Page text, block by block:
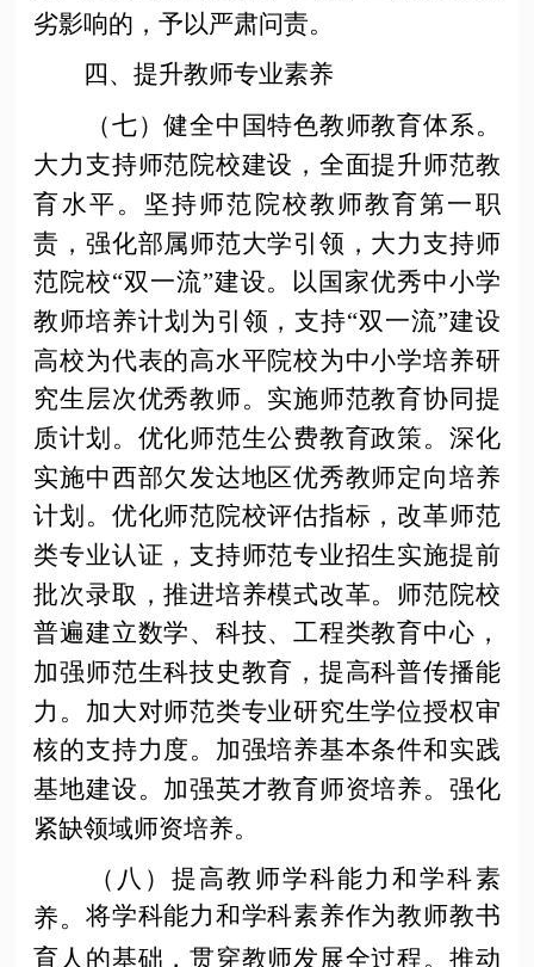
劣影响的，予以严肃问责。
四、提升教师专业素养
（七）健全中国特色教师教育体系。
大力支持师范院校建设，全面提升师范教
育水平。坚持师范院校教师教育第一职
责，强化部属师范大学引领，大力支持师
范院校“双一流”建设。以国家优秀中小学
教师培养计划为引领，支持“双一流”建设
高校为代表的高水平院校为中小学培养研
究生层次优秀教师。实施师范教育协同提
质计划。优化师范生公费教育政策。深化
实施中西部欠发达地区优秀教师定向培养
计划。优化师范院校评估指标，改革师范
类专业认证，支持师范专业招生实施提前
批次录取，推进培养模式改革。师范院校
普遍建立数学、科技、工程类教育中心，
加强师范生科技史教育，提高科普传播能
力。加大对师范类专业研究生学位授权审
核的支持力度。加强培养基本条件和实践
基地建设。加强英才教育师资培养。强化
紧缺领域师资培养。
（八）提高教师学科能力和学科素
养。 将学科能力和学科素养作为教师教书
育人的基础，贯穿教师发展全过程。推动